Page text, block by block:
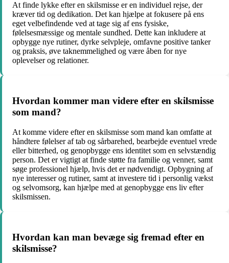
At finde lykke efter en skilsmisse er en individuel rejse, der
kræver tid og dedikation. Det kan hjælpe at fokusere på ens
eget velbefindende ved at tage sig af ens fysiske,
følelsesmæssige og mentale sundhed. Dette kan inkludere at
opbygge nye rutiner, dyrke selvpleje, omfavne positive tanker
og praksis, øve taknemmelighed og være åben for nye
oplevelser og relationer.
Hvordan kommer man videre efter en skilsmisse
som mand?
At komme videre efter en skilsmisse som mand kan omfatte at
håndtere følelser af tab og sårbarehed, bearbejde eventuel vrede
eller bitterhed, og genopbygge ens identitet som en selvstændig
person. Det er vigtigt at finde støtte fra familie og venner, samt
søge professionel hjælp, hvis det er nødvendigt. Opbygning af
nye interesser og rutiner, samt at investere tid i personlig vækst
og selvomsorg, kan hjælpe med at genopbygge ens liv efter
skilsmissen.
Hvordan kan man bevæge sig fremad efter en
skilsmisse?